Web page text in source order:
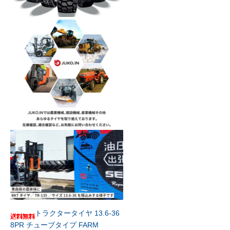
トラクタータイヤ 13.6-36
8PR チューブタイプ FARM